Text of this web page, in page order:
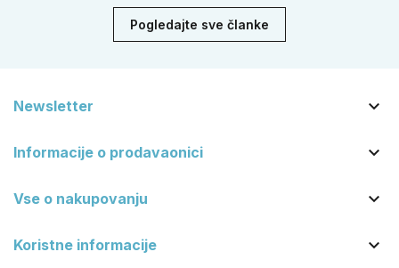
Pogledajte sve članke
Newsletter 
Informacije o prodavaonici 
Vse o nakupovanju 
Koristne informacije 